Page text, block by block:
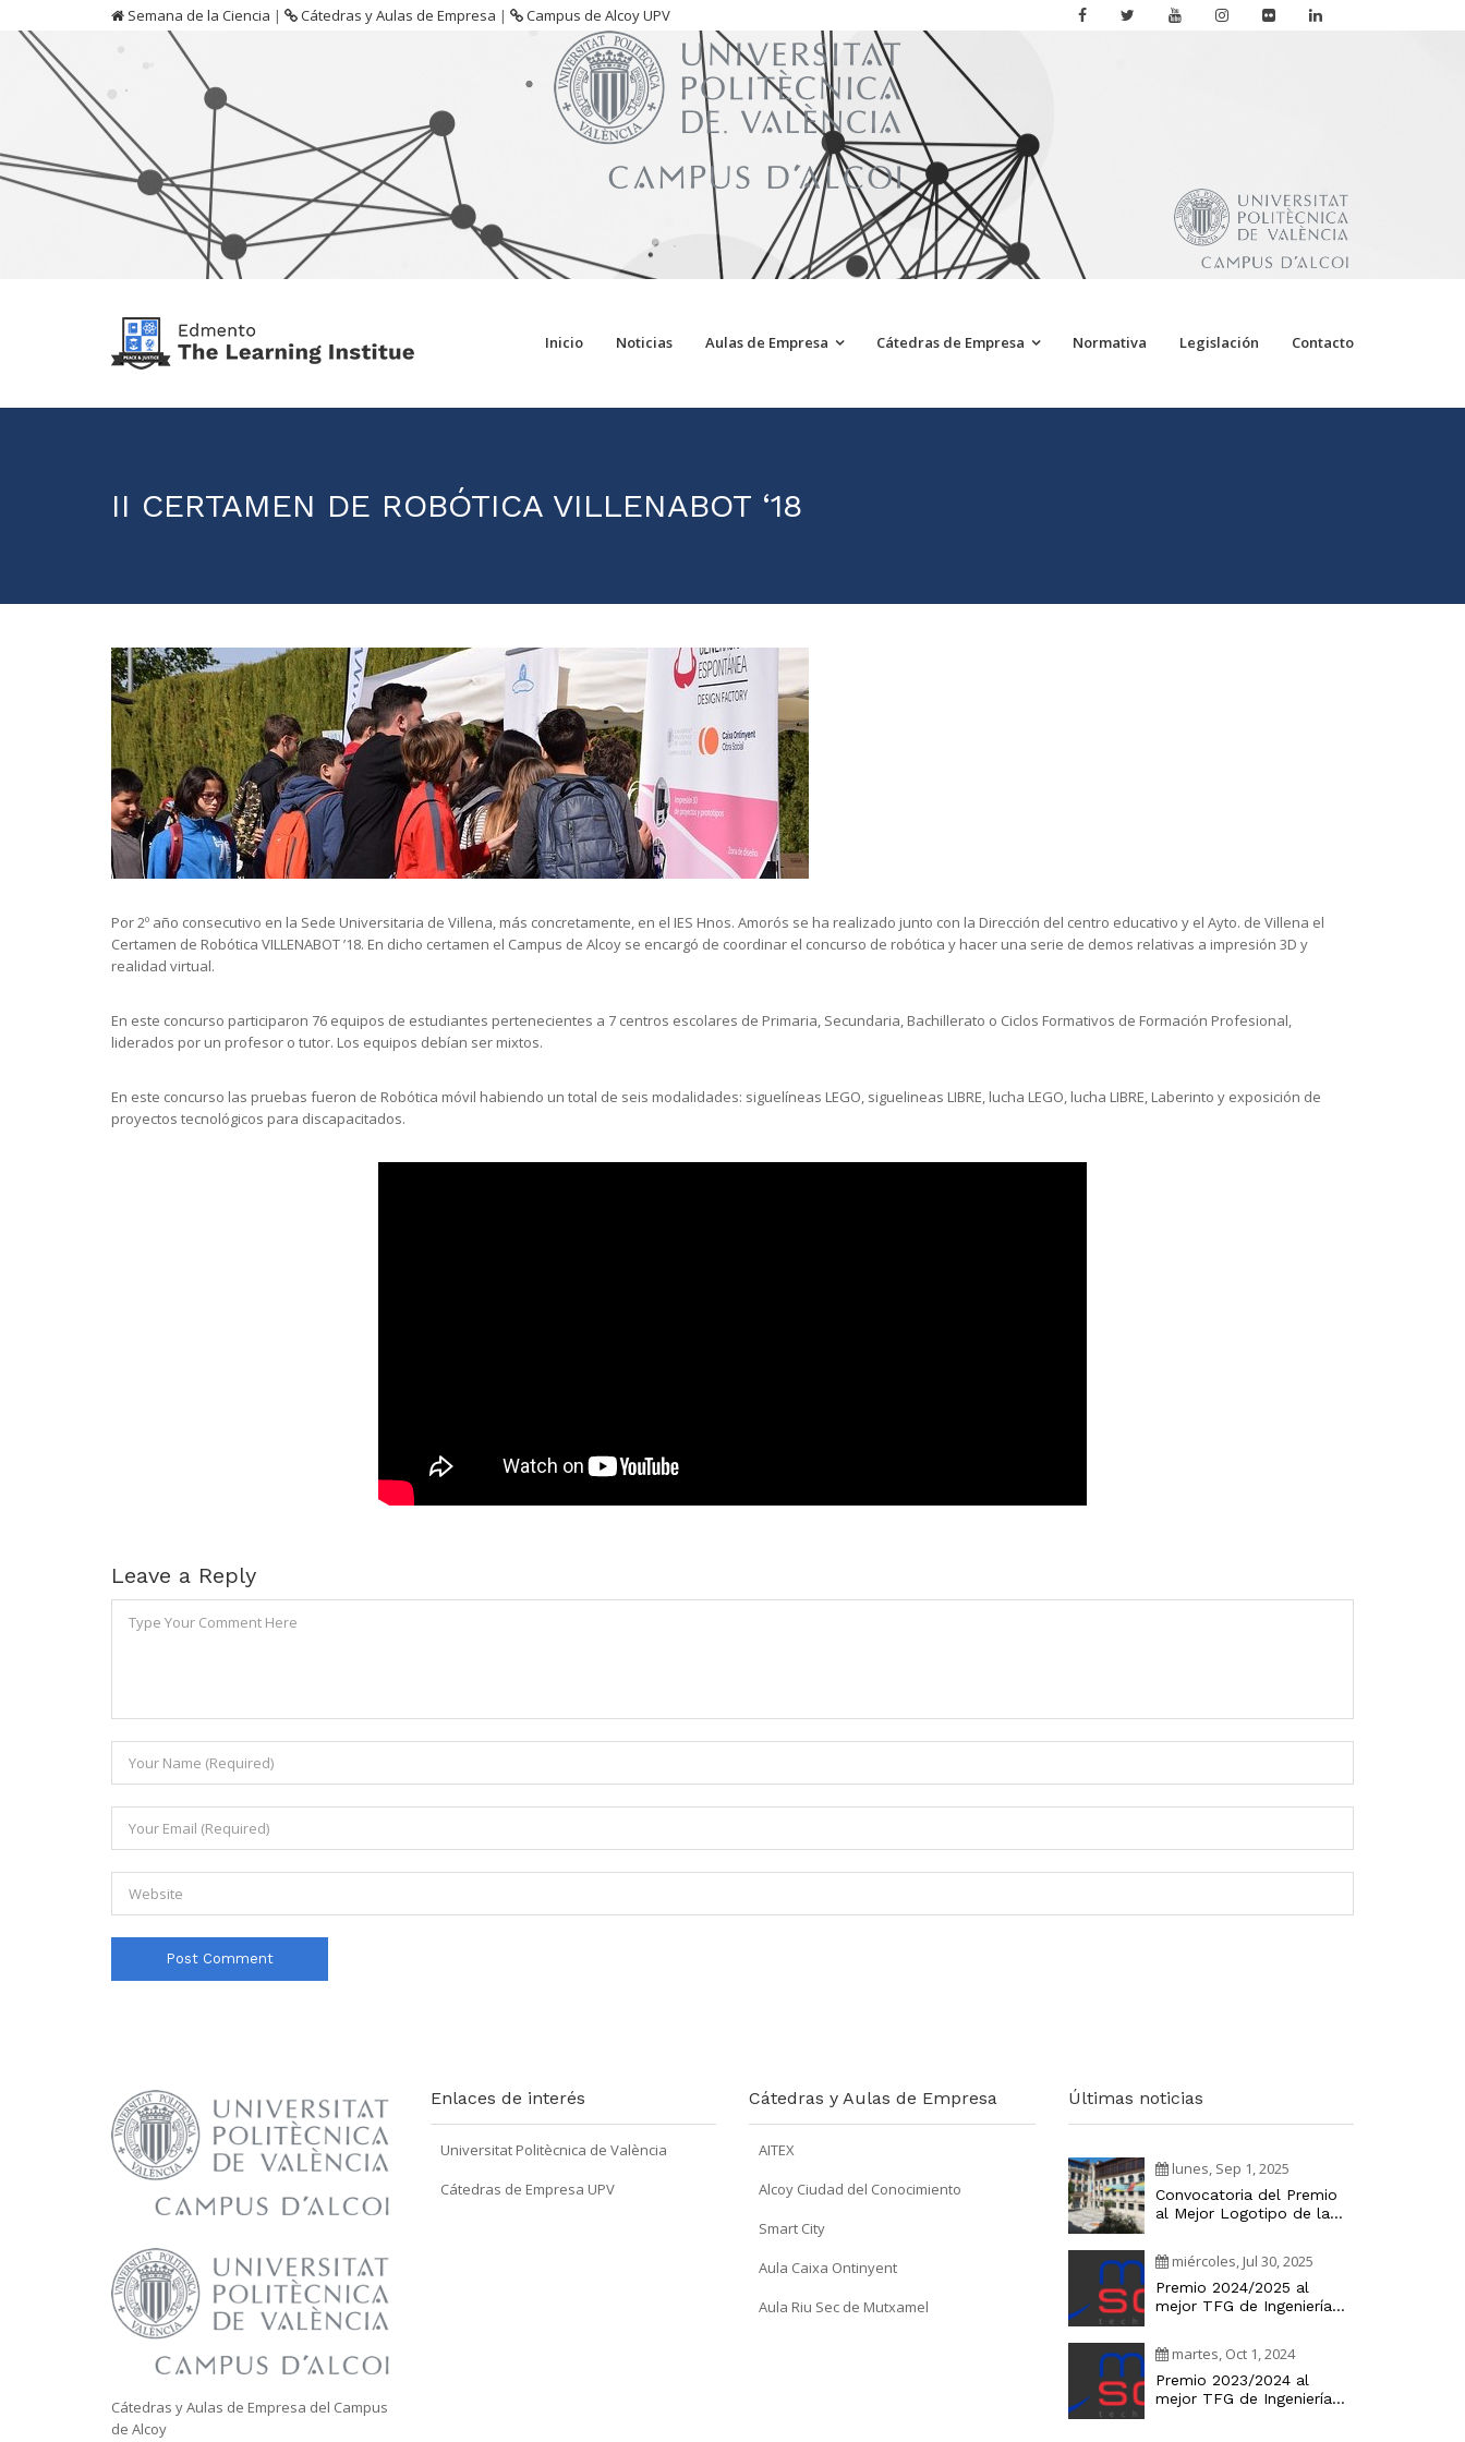
Semana de la Ciencia | Cátedras y Aulas de Empresa | Campus de Alcoy UPV
Inicio Noticias Aulas de Empresa Cátedras de Empresa Normativa Legislación Contacto
II CERTAMEN DE ROBÓTICA VILLENABOT ‘18
Por 2º año consecutivo en la Sede Universitaria de Villena, más concretamente, en el IES Hnos. Amorós se ha realizado junto con la Dirección del centro educativo y el Ayto. de Villena el
Certamen de Robótica VILLENABOT ’18. En dicho certamen el Campus de Alcoy se encargó de coordinar el concurso de robótica y hacer una serie de demos relativas a impresión 3D y
realidad virtual.
En este concurso participaron 76 equipos de estudiantes pertenecientes a 7 centros escolares de Primaria, Secundaria, Bachillerato o Ciclos Formativos de Formación Profesional,
liderados por un profesor o tutor. Los equipos debían ser mixtos.
En este concurso las pruebas fueron de Robótica móvil habiendo un total de seis modalidades: siguelíneas LEGO, siguelineas LIBRE, lucha LEGO, lucha LIBRE, Laberinto y exposición de
proyectos tecnológicos para discapacitados.
Leave a Reply
Cátedras y Aulas de Empresa del Campus
de Alcoy
Enlaces de interés
Universitat Politècnica de València
Cátedras de Empresa UPV
Cátedras y Aulas de Empresa
AITEX
Alcoy Ciudad del Conocimiento
Smart City
Aula Caixa Ontinyent
Aula Riu Sec de Mutxamel
Últimas noticias
lunes, Sep 1, 2025
Convocatoria del Premio
al Mejor Logotipo de la
miércoles, Jul 30, 2025
Premio 2024/2025 al
mejor TFG de Ingeniería
martes, Oct 1, 2024
Premio 2023/2024 al
mejor TFG de Ingeniería